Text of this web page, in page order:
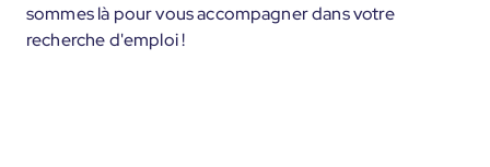
sommes là pour vous accompagner dans votre
recherche d'emploi !